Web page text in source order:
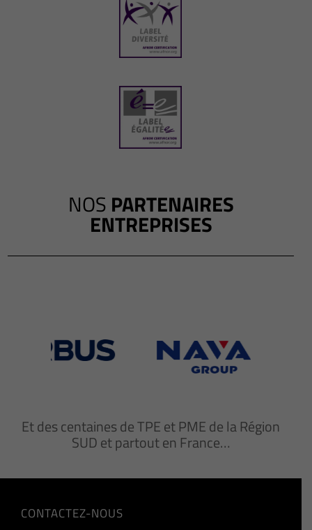
NOS PARTENAIRES
ENTREPRISES
Et des centaines de TPE et PME de la Région
SUD et partout en France…
CONTACTEZ-NOUS